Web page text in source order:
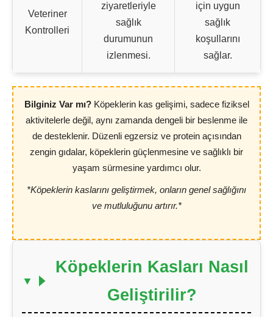
Veteriner
Kontrolleri
ziyaretleriyle
sağlık
durumunun
izlenmesi.
için uygun
sağlık
koşullarını
sağlar.
Bilginiz Var mı?Köpeklerin kas gelişimi, sadece fiziksel
aktivitelerle değil, aynı zamanda dengeli bir beslenme ile
de desteklenir. Düzenli egzersiz ve protein açısından
zengin gıdalar, köpeklerin güçlenmesine ve sağlıklı bir
yaşam sürmesine yardımcı olur.
*Köpeklerin kaslarını geliştirmek, onların genel sağlığını
ve mutluluğunu artırır.*
Köpeklerin Kasları Nasıl
Geliştirilir?